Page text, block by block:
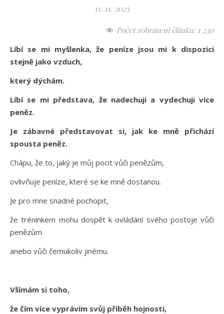
11. 11. 2023
Počet zobrazení článku: 1 230
Líbí se mi myšlenka, že peníze jsou mi k dispozici
stejně jako vzduch,
který dýchám.
Líbí se mi představa, že nadechuji a vydechuji více
peněz.
Je zábavné představovat si, jak ke mně přichází
spousta peněz.
Chápu, že to, jaký je můj pocit vůči penězům,
ovlivňuje peníze, které se ke mně dostanou.
Je pro mne snadné pochopit,
že tréninkem mohu dospět k ovládání svého postoje vůči
penězům
anebo vůči čemukoliv jinému.
Všímám si toho,
že čím více vyprávím svůj příběh hojnosti,